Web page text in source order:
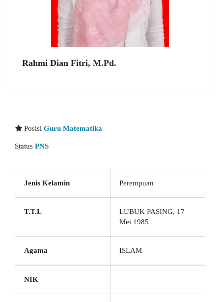
Rahmi Dian Fitri, M.Pd.
Posisi Guru Matematika
Status PNS
Jenis Kelamin Perempuan
T.T.L
LUBUK PASING, 17
Mei 1985
Agama ISLAM
NIK